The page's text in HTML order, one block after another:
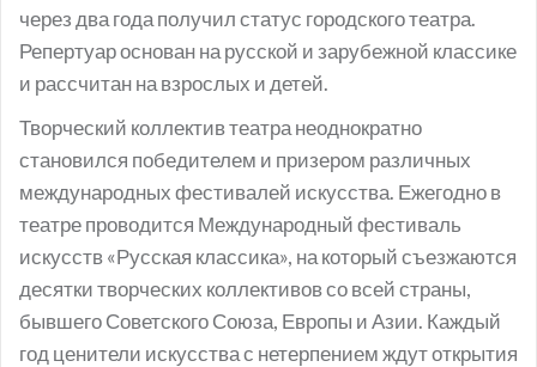
через два года получил статус городского театра.
Репертуар основан на русской и зарубежной классике
и рассчитан на взрослых и детей.
Творческий коллектив театра неоднократно
становился победителем и призером различных
международных фестивалей искусства. Ежегодно в
театре проводится Международный фестиваль
искусств «Русская классика», на который съезжаются
десятки творческих коллективов со всей страны,
бывшего Советского Союза, Европы и Азии. Каждый
год ценители искусства с нетерпением ждут открытия